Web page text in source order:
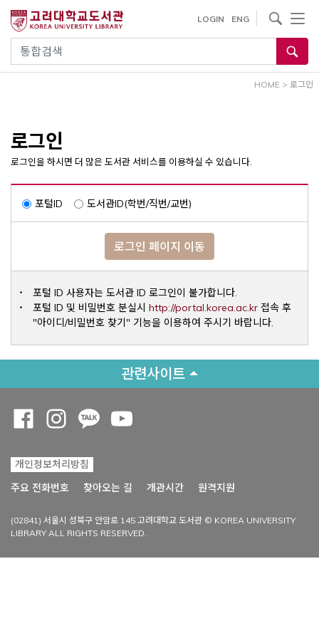
건
통합검색
LOGIN ENG
사이트내 검색
HOME > 로그인
로그인
로그인을 하시면 더 많은 도서관 서비스를 이용하실 수 있습니다.
포털ID 도서관ID(학번/직번/교번)
로그인 페이지 이동
포털 ID 사용자는 도서관 ID 로그인이 불가합니다.
포털 ID 및 비밀번호 분실시 http://portal.korea.ac.krOpens a
접속 후
"아이디/비밀번호 찾기" 기능을 이용하여 주시기 바랍니다.
관련사이트
개인정보처리방침
주요 전화번호
찾아오는 길 개관시간 원격지원
(02841) 서울시 성북구 안암로 145 고려대학교 도서관 © KOREA UNIVERSITY
LIBRARY ALL RIGHTS RESERVED.
Opens a new window
Opens a new window
Opens a new window